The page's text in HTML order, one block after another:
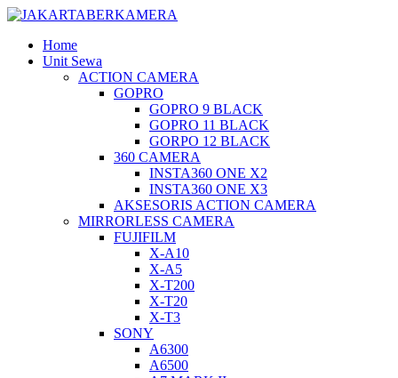
Home
Unit Sewa
ACTION CAMERA
GOPRO
GOPRO 9 BLACK
GOPRO 11 BLACK
GORPO 12 BLACK
360 CAMERA
INSTA360 ONE X2
INSTA360 ONE X3
AKSESORIS ACTION CAMERA
MIRRORLESS CAMERA
FUJIFILM
X-A10
X-A5
X-T200
X-T20
X-T3
SONY
A6300
A6500